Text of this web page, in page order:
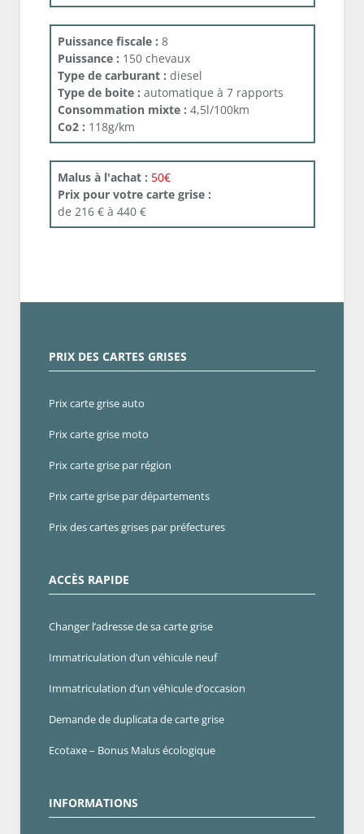
Puissance fiscale : 8
Puissance : 150 chevaux
Type de carburant : diesel
Type de boite : automatique à 7 rapports
Consommation mixte : 4,5l/100km
Co2 : 118g/km
Malus à l'achat : 50€
Prix pour votre carte grise :
de 216 € à 440 €
PRIX DES CARTES GRISES
Prix carte grise auto
Prix carte grise moto
Prix carte grise par région
Prix carte grise par départements
Prix des cartes grises par préfectures
ACCÈS RAPIDE
Changer l’adresse de sa carte grise
Immatriculation d’un véhicule neuf
Immatriculation d’un véhicule d’occasion
Demande de duplicata de carte grise
Ecotaxe – Bonus Malus écologique
INFORMATIONS